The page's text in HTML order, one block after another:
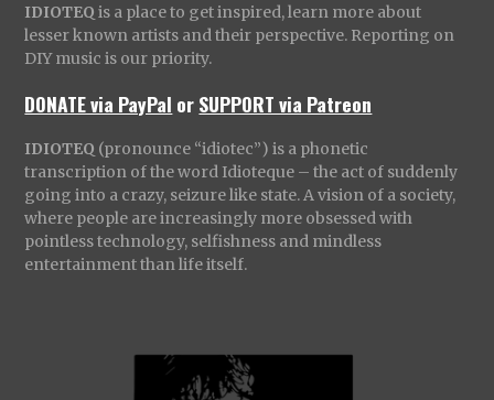
IDIOTEQ is a place to get inspired, learn more about
lesser known artists and their perspective. Reporting on
DIY music is our priority.
DONATE via PayPal orSUPPORT via Patreon
IDIOTEQ (pronounce “idiotec”) is a phonetic
transcription of the word Idioteque – the act of suddenly
going into a crazy, seizure like state. A vision of a society,
where people are increasingly more obsessed with
pointless technology, selfishness and mindless
entertainment than life itself.